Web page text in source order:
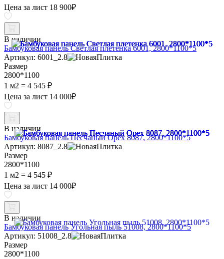
Цена за лист 18 900₽
В наличии
Бамбуковая панель Светлая плетенка 6001, 2800*1100*5
Артикул: 6001_2.8
Размер
2800*1100
1 м2 = 4 545 ₽
Цена за лист 14 000₽
В наличии
Бамбуковая панель Песчаный Орех 8087, 2800*1100*5
Артикул: 8087_2.8
Размер
2800*1100
1 м2 = 4 545 ₽
Цена за лист 14 000₽
В наличии
Бамбуковая панель Угольная пыль 51008, 2800*1100*5
Артикул: 51008_2.8
Размер
2800*1100